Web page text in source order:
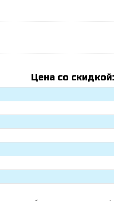
Цена со скидкой: